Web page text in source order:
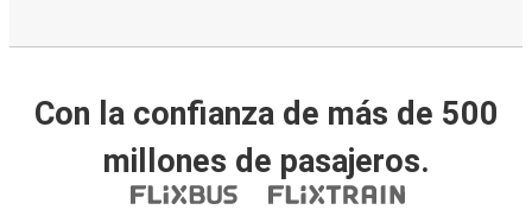
Con la confianza de más de 500
millones de pasajeros.